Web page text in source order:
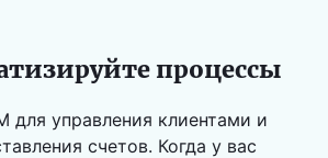
процессы
для управления клиентами и
счетов. Когда у вас